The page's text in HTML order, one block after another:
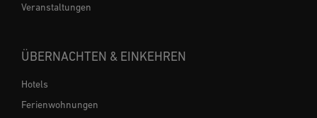
Veranstaltungen
ÜBERNACHTEN & EINKEHREN
Hotels
Ferienwohnungen